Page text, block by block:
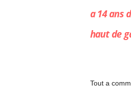
a 14 ans
haut de
Tout a